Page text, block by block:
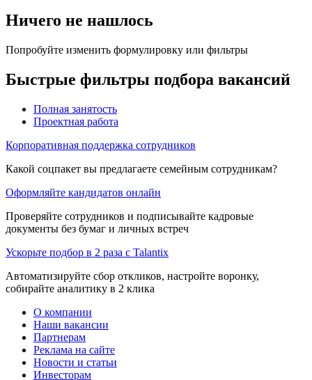
Ничего не нашлось
Попробуйте изменить формулировку или фильтры
Быстрые фильтры подбора вакансий
Полная занятость
Проектная работа
Корпоративная поддержка сотрудников
Какой соцпакет вы предлагаете семейным сотрудникам?
Оформляйте кандидатов онлайн
Проверяйте сотрудников и подписывайте кадровые
документы без бумаг и личных встреч
Ускорьте подбор в 2 раза с Talantix
Автоматизируйте сбор откликов, настройте воронку,
собирайте аналитику в 2 клика
О компании
Наши вакансии
Партнерам
Реклама на сайте
Новости и статьи
Инвесторам